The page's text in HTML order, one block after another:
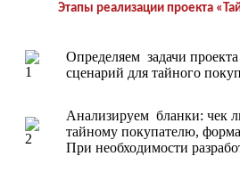
Этапы реализации проекта
Определяем задачи
сценарий для тайного
Анализируем бланки: чек
тайному покупателю, форма
При необходимости